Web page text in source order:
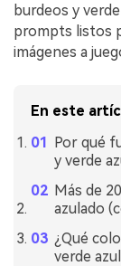
burdeos y
prompts listos
imágenes a
En este
Por qué
y verde
Más de
azulado
¿Qué
verde